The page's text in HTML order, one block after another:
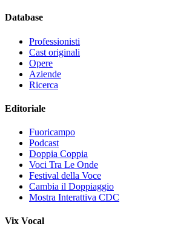
Database
Professionisti
Cast originali
Opere
Aziende
Ricerca
Editoriale
Fuoricampo
Podcast
Doppia Coppia
Voci Tra Le Onde
Festival della Voce
Cambia il Doppiaggio
Mostra Interattiva CDC
Vix Vocal